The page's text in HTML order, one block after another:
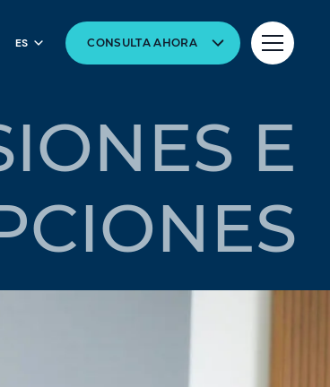
ES CONSULTA AHORA
E